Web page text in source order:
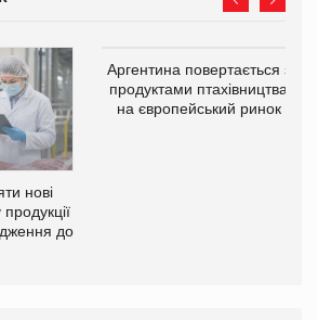
нові
до
Аргентина повертається з
продуктами птахівництва
на європейський ринок